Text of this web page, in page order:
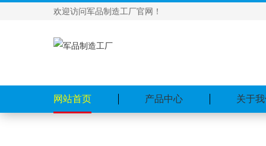
欢迎访问军品制造工厂官网！
网站首页 产品中心 关于